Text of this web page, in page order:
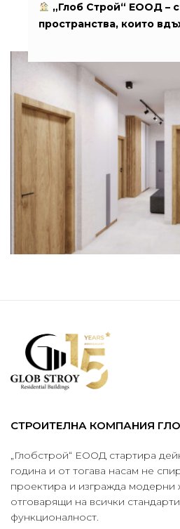
„Глоб Строй“ ЕООД –
пространства, които
СТРОИТЕЛНА КОМПАНИЯ
„Глобстрой“ ЕООД стартира
година и от тогава насам не
проектира и изгражда модерни
отговарящи на всички
функционалност.